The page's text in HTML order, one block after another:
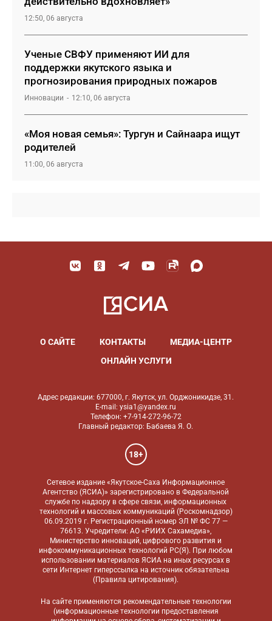
12:50, 06 августа
Ученые СВФУ применяют ИИ для
поддержки якутского языка и
прогнозирования природных пожаров
Инновации 12:10, 06 августа
«Моя новая семья»: Тургун и Сайнаара ищут
родителей
11:00, 06 августа
О САЙТЕ КОНТАКТЫ
МЕДИА-ЦЕНТР
ОНЛАЙН УСЛУГИ
Адрес редакции: 677000, г. Якутск, ул. Орджоникидзе, 31.
E-mail: ysia1@yandex.ru
Телефон: +7-914-272-96-72
Главный редактор: Бабаева Я. О.
18+
Сетевое издание «Якутское-Саха Информационное
Агентство (ЯСИА)» зарегистрировано в Федеральной
службе по надзору в сфере связи, информационных
технологий и массовых коммуникаций (Роскомнадзор)
06.09.2019 г. Регистрационный номер ЭЛ № ФС 77 —
76613. Учредители: АО «РИИХ Сахамедиа»,
Министерство инноваций, цифрового развития и
инфокоммуникационных технологий РС(Я). При любом
использовании материалов ЯСИА на иных ресурсах в
сети Интернет гиперссылка на источник обязательна
(Правила цитирования).
На сайте применяются рекомендательные технологии
(информационные технологии предоставления